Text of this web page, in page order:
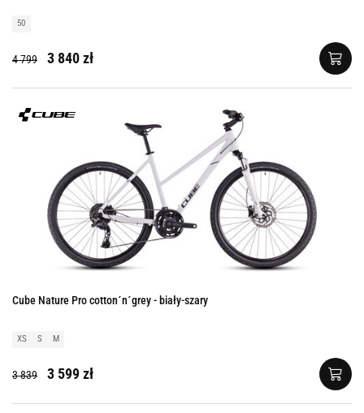
50
4 799 3 840 zł
Cube Nature Pro cotton´n´grey - biały-szary
XS S M
3 839 3 599 zł